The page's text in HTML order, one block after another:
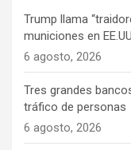
Trump llama
municiones en
6 agosto, 2026
Tres grandes
tráfico de personas
6 agosto, 2026